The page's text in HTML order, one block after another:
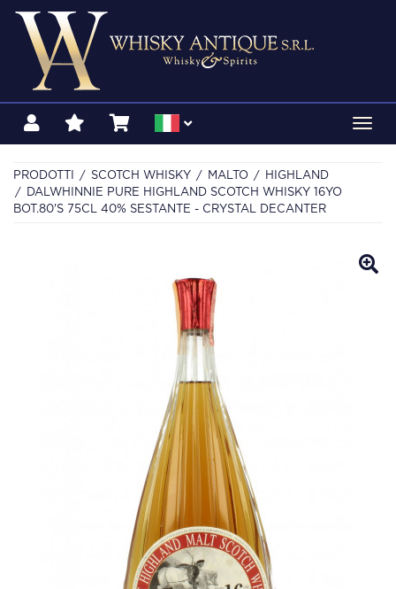
PRODOTTI SCOTCH WHISKY MALTO
HIGHLAND
DALWHINNIE PURE HIGHLAND SCOTCH WHISKY 16YO
BOT.80'S 75CL 40% SESTANTE - CRYSTAL DECANTER